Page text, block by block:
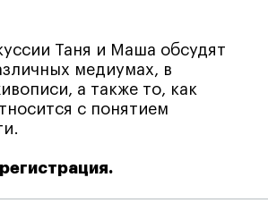
Таня и Маша обсудят
медиумах, в
а также то, как
с понятием